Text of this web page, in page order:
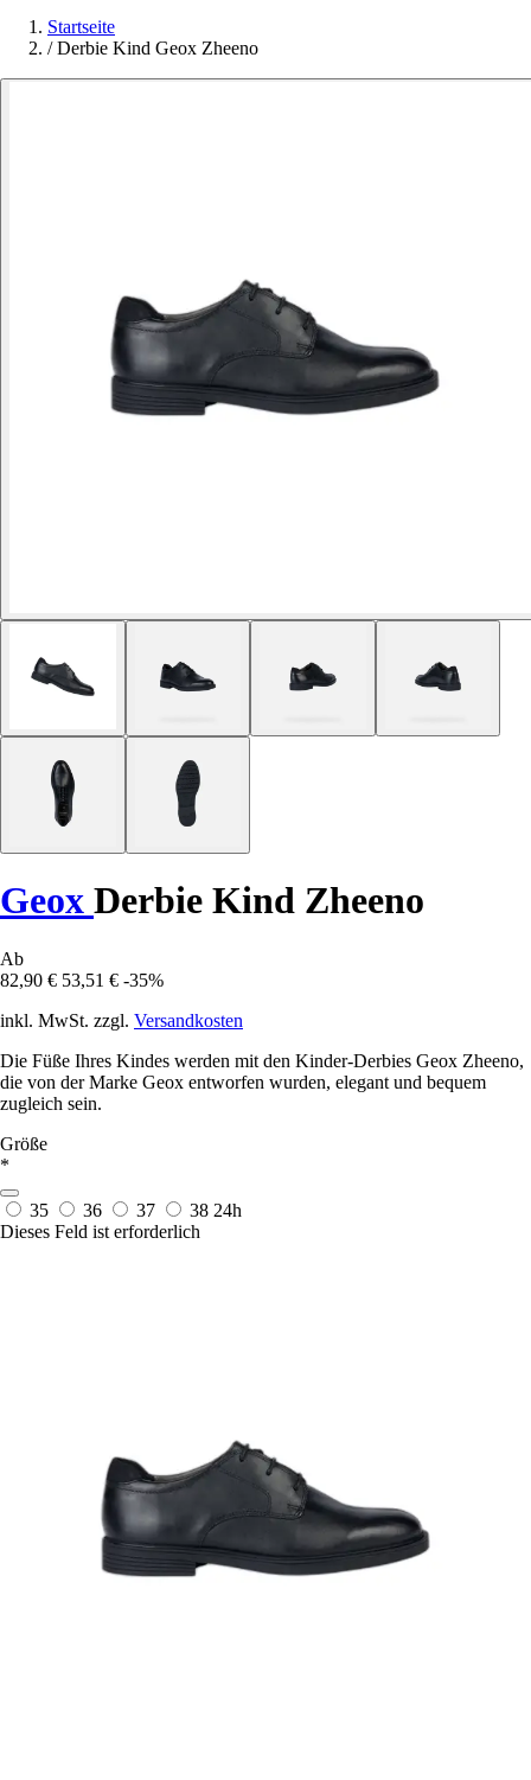
Startseite
/ Derbie Kind Geox Zheeno
Geox Derbie Kind Zheeno
Ab
82,90 € 53,51 € -35%
inkl. MwSt. zzgl. Versandkosten
Die Füße Ihres Kindes werden mit den Kinder-Derbies Geox Zheeno,
die von der Marke Geox entworfen wurden, elegant und bequem
zugleich sein.
Größe
*
35 36 37 38 24h
Dieses Feld ist erforderlich